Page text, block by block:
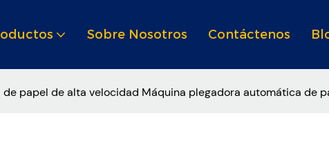
Sobre Nosotros Contáctenos
papel de alta velocidad Máquina plegadora automática de